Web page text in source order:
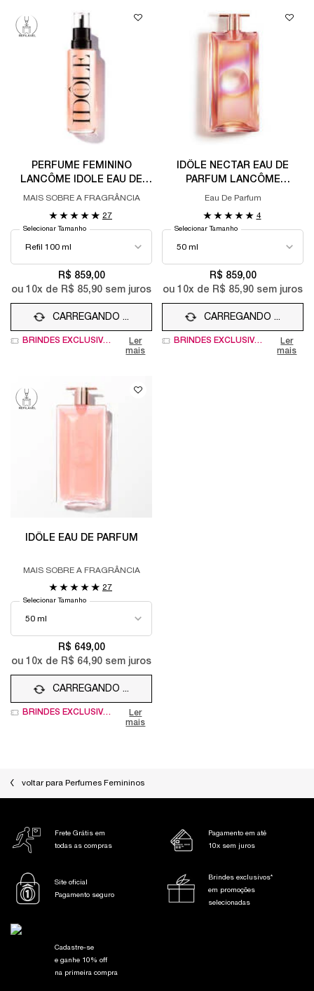
PERFUME FEMININO
LANCÔME IDOLE EAU DE
PARFUM REFILL
MAIS SOBRE A FRAGRÂNCIA
27
Selecionar Tamanho
R$ 859,00
ou 10x de R$ 85,90 sem juros
CARREGANDO ...
BRINDES EXCLUSIVOS
Ler
mais
IDÔLE NECTAR EAU DE
PARFUM LANCÔME
PERFUME FEMININO
PIPOCA
Eau De Parfum
4
Selecionar Tamanho
R$ 859,00
ou 10x de R$ 85,90 sem juros
CARREGANDO ...
BRINDES EXCLUSIVOS
Ler
mais
IDÔLE EAU DE PARFUM
MAIS SOBRE A FRAGRÂNCIA
27
Selecionar Tamanho
R$ 649,00
ou 10x de R$ 64,90 sem juros
CARREGANDO ...
BRINDES EXCLUSIVOS
Ler
mais
voltar para Perfumes Femininos
Frete Grátis em
todas as compras
Pagamento em até
10x sem juros
Site oficial
Pagamento seguro
Brindes exclusivos*
em promoções
selecionadas
Cadastre-se
e ganhe 10% off
na primeira compra